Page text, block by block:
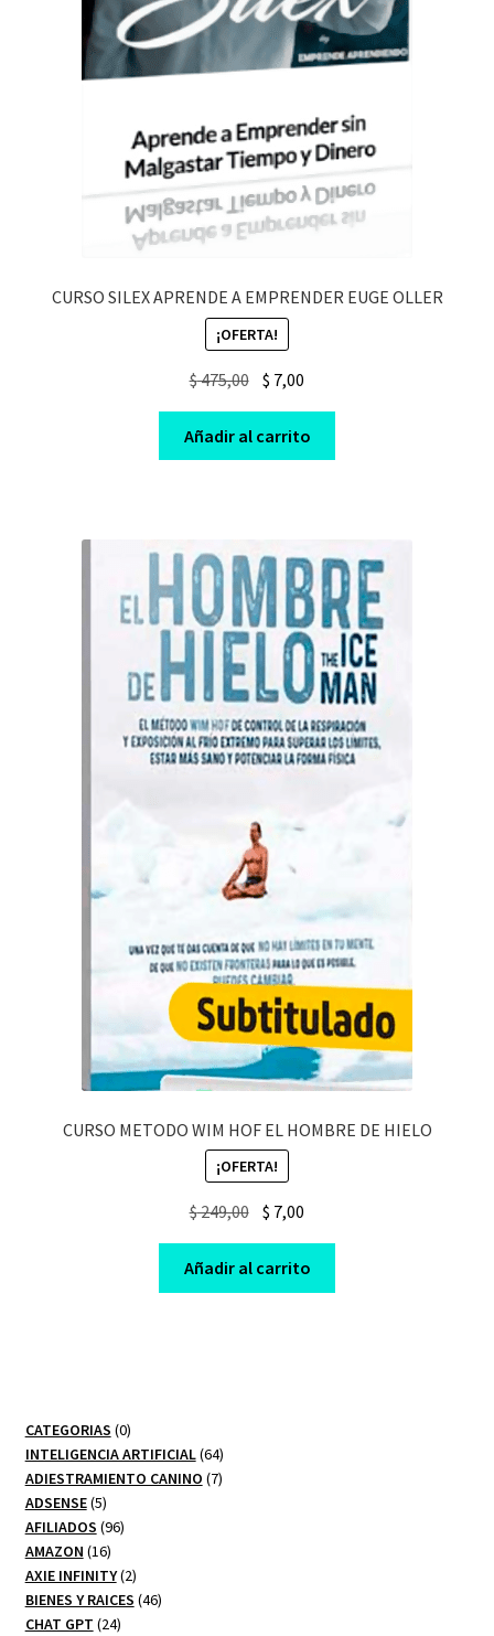
CURSO SILEX APRENDE A EMPRENDER EUGE OLLER
¡OFERTA!
$475,00 Original
was:
$ 475,00.
$ 7,00
is:
$ 7,00.
Añadir al carrito
CURSO METODO WIM HOF EL HOMBRE DE HIELO
¡OFERTA!
$249,00 Original
price
was:
$ 249,00.
$ 7,00
price
is:
$ 7,00.
Añadir al carrito
CATEGORIAS 00
productos
INTELIGENCIA ARTIFICIAL 6464
productos
ADIESTRAMIENTO CANINO 77
ADSENSE 55
productos
AFILIADOS 9696
AMAZON 1616
productos
AXIE INFINITY 22
productos
BIENES Y RAICES 4646
CHAT GPT 2424